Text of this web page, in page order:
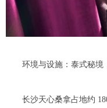
环境与设施：泰式秘境
长沙天心桑拿占地约